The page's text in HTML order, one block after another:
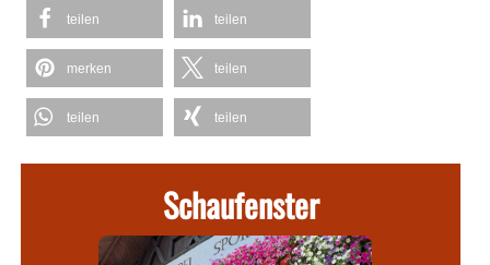
teilen teilen
merken teilen
teilen teilen
Schaufenster